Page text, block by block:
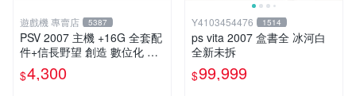
遊戲機 專賣店 5387
PSV 2007 主機 +16G 全套配
件+信長野望 創造 數位化 保
修一年 品質有保障
$4,300
Y4103454476 1514
ps vita 2007 盒書全 冰河白
全新未拆
$99,999